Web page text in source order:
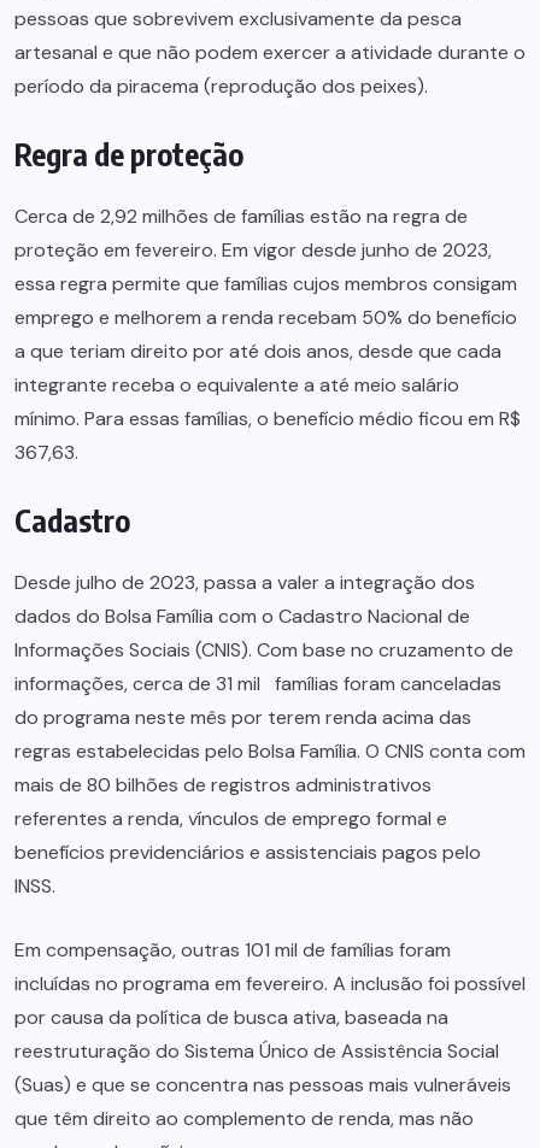
pessoas que sobrevivem exclusivamente da pesca
artesanal e que não podem exercer a atividade durante o
período da piracema (reprodução dos peixes).
Regra de proteção
Cerca de 2,92 milhões de famílias estão na regra de
proteção em fevereiro. Em vigor desde junho de 2023,
essa regra permite que famílias cujos membros consigam
emprego e melhorem a renda recebam 50% do benefício
a que teriam direito por até dois anos, desde que cada
integrante receba o equivalente a até meio salário
mínimo. Para essas famílias, o benefício médio ficou em R$
367,63.
Cadastro
Desde julho de 2023, passa a valer a integração dos
dados do Bolsa Família com o Cadastro Nacional de
Informações Sociais (CNIS). Com base no cruzamento de
informações, cerca de 31 mil famílias foram canceladas
do programa neste mês por terem renda acima das
regras estabelecidas pelo Bolsa Família. O CNIS conta com
mais de 80 bilhões de registros administrativos
referentes a renda, vínculos de emprego formal e
benefícios previdenciários e assistenciais pagos pelo
INSS.
Em compensação, outras 101 mil de famílias foram
incluídas no programa em fevereiro. A inclusão foi possível
por causa da política de busca ativa, baseada na
reestruturação do Sistema Único de Assistência Social
(Suas) e que se concentra nas pessoas mais vulneráveis
que têm direito ao complemento de renda, mas não